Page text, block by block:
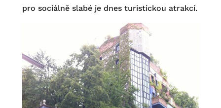
pro sociálně slabé je dnes turistickou atrakcí.